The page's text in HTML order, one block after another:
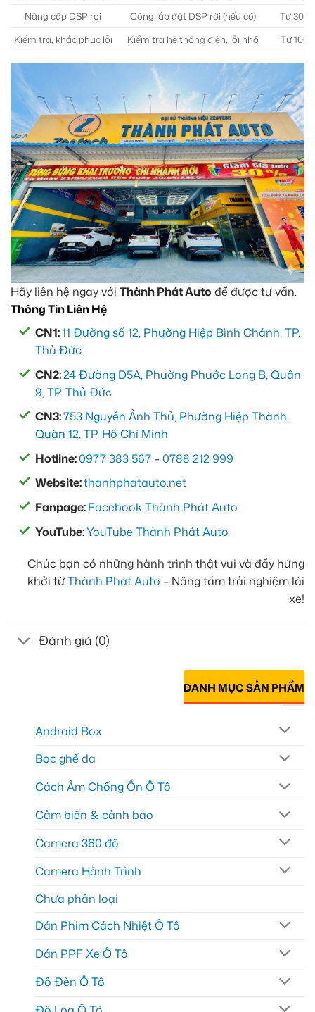
Nâng cấp DSP rời
Công lắp đặt DSP rời (nếu có)
Từ
Kiểm tra, khắc phục lỗi
Kiểm tra hệ thống điện, lỗi nhỏ Từ
Hãy liên hệ ngay với Thành Phát Auto để được tư vấn.
Thông Tin Liên Hệ
CN1:11 Đường số 12, Phường Hiệp Bình Chánh, TP.
Thủ Đức
CN2:24 Đường D5A, Phường Phước Long B, Quận
9, TP. Thủ Đức
CN3:753 Nguyễn Ảnh Thủ, Phường Hiệp Thành,
Quận 12, TP. Hồ Chí Minh
Hotline:0977 383 567 –0788 212 999
Website:thanhphatauto.net
Fanpage:Facebook Thành Phát Auto
YouTube:YouTube Thành Phát Auto
Chúc bạn có những hành trình thật vui và đầy hứng
khởi từThành Phát Auto – Nâng tầm trải nghiệm lái
xe!
Đánh giá (0)
DANH MỤC SẢN PHẨM
Android Box
Bọc ghế da
Cách Âm Chống Ồn Ô Tô
Cảm biến & cảnh báo
Camera 360 độ
Camera Hành Trình
Chưa phân loại
Dán Phim Cách Nhiệt Ô Tô
Dán PPF Xe Ô Tô
Độ Đèn Ô Tô